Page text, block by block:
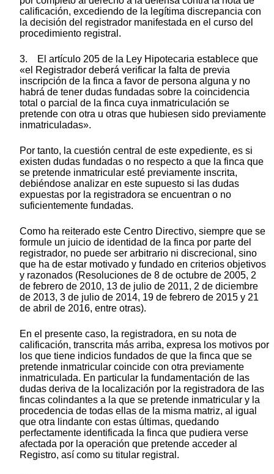
calificación, excediendo de la legítima discrepancia con
la decisión del registrador manifestada en el curso del
procedimiento registral.
3. El artículo 205 de la Ley Hipotecaria establece que
«el Registrador deberá verificar la falta de previa
inscripción de la finca a favor de persona alguna y no
habrá de tener dudas fundadas sobre la coincidencia
total o parcial de la finca cuya inmatriculación se
pretende con otra u otras que hubiesen sido previamente
inmatriculadas».
Por tanto, la cuestión central de este expediente, es si
existen dudas fundadas o no respecto a que la finca que
se pretende inmatricular esté previamente inscrita,
debiéndose analizar en este supuesto si las dudas
expuestas por la registradora se encuentran o no
suficientemente fundadas.
Como ha reiterado este Centro Directivo, siempre que se
formule un juicio de identidad de la finca por parte del
registrador, no puede ser arbitrario ni discrecional, sino
que ha de estar motivado y fundado en criterios objetivos
y razonados (Resoluciones de 8 de octubre de 2005, 2
de febrero de 2010, 13 de julio de 2011, 2 de diciembre
de 2013, 3 de julio de 2014, 19 de febrero de 2015 y 21
de abril de 2016, entre otras).
En el presente caso, la registradora, en su nota de
calificación, transcrita más arriba, expresa los motivos por
los que tiene indicios fundados de que la finca que se
pretende inmatricular coincide con otra previamente
inmatriculada. En particular la fundamentación de las
dudas deriva de la localización por la registradora de las
fincas colindantes a la que se pretende inmatricular y la
procedencia de todas ellas de la misma matriz, al igual
que otra lindante con estas últimas, quedando
perfectamente identificada la finca que pudiera verse
afectada por la operación que pretende acceder al
Registro, así como su titular registral.